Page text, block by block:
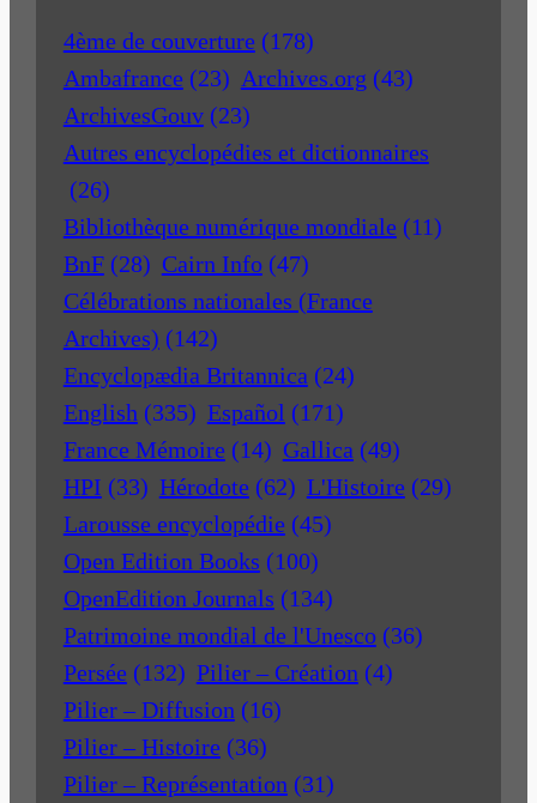
4ème de couverture (178)
Ambafrance (23) Archives.org (43)
ArchivesGouv (23)
Autres encyclopédies et dictionnaires
(26)
Bibliothèque numérique mondiale (11)
BnF (28) Cairn Info (47)
Célébrations nationales (France
Archives) (142)
Encyclopædia Britannica (24)
English (335) Español (171)
France Mémoire (14) Gallica (49)
HPI (33) Hérodote (62) L'Histoire (29)
Larousse encyclopédie (45)
Open Edition Books (100)
OpenEdition Journals (134)
Patrimoine mondial de l'Unesco (36)
Persée (132) Pilier – Création (4)
Pilier – Diffusion (16)
Pilier – Histoire (36)
Pilier – Représentation (31)